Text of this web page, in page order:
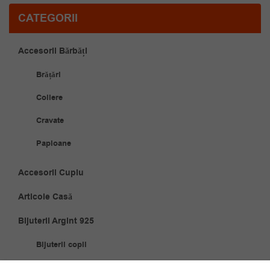
CATEGORII
Accesorii Bărbăți
Brățări
Coliere
Cravate
Papioane
Accesorii Cuplu
Articole Casă
Bijuterii Argint 925
Bijuterii copii